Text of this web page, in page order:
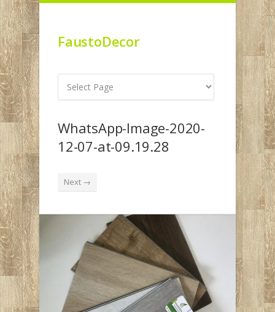
FaustoDecor
WhatsApp-Image-2020-
12-07-at-09.19.28
Next →